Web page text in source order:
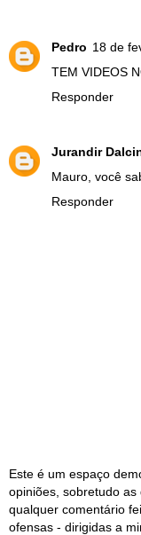
Pedro 18 de
TEM VIDEOS
Responder
Jurandir
Mauro, você
Responder
Este é um espaço
opiniões, sobretudo
qualquer comentário
ofensas - dirigidas a